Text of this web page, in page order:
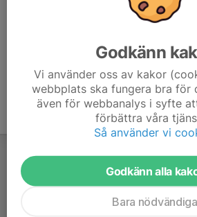
Huvudtränare
Godkänn
Vi använder oss av kakor
webbplats ska fungera bra för
även för webbanalys i syfte
förbättra våra
Så använder vi
Godkänn alla
Bara nödvändiga